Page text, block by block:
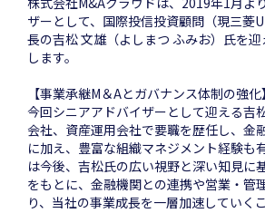
ザーとして、国際投信投資顧問（現三菱
長の吉松 文雄（よしまつ ふみお）氏を
します。
【事業承継M＆Aとガバナンス体制の強化】
今回シニアアドバイザーとして迎える吉
会社、資産運用会社で要職を歴任し、金
に加え、豊富な組織マネジメント経験も
は今後、吉松氏の広い視野と深い知見に
をもとに、金融機関との連携や営業・管
り、当社の事業成長を一層加速していく